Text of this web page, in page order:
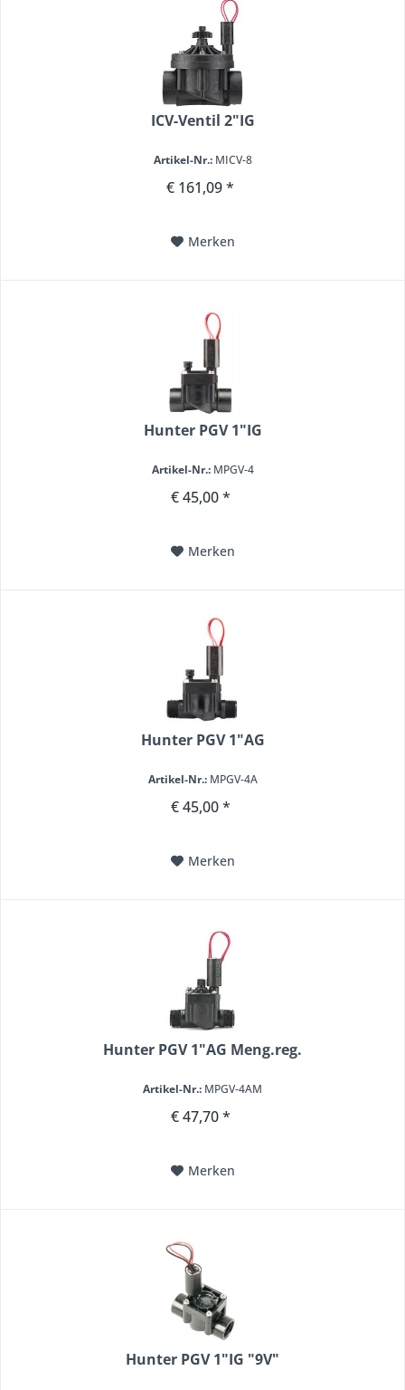
ICV-Ventil 2"IG
Artikel-Nr.:MICV-8
€ 161,09 *
Merken
Hunter PGV 1"IG
Artikel-Nr.:MPGV-4
€ 45,00 *
Merken
Hunter PGV 1"AG
Artikel-Nr.:MPGV-4A
€ 45,00 *
Merken
Hunter PGV 1"AG Meng.reg.
Artikel-Nr.: MPGV-4AM
€ 47,70 *
Merken
Hunter PGV 1"IG "9V"